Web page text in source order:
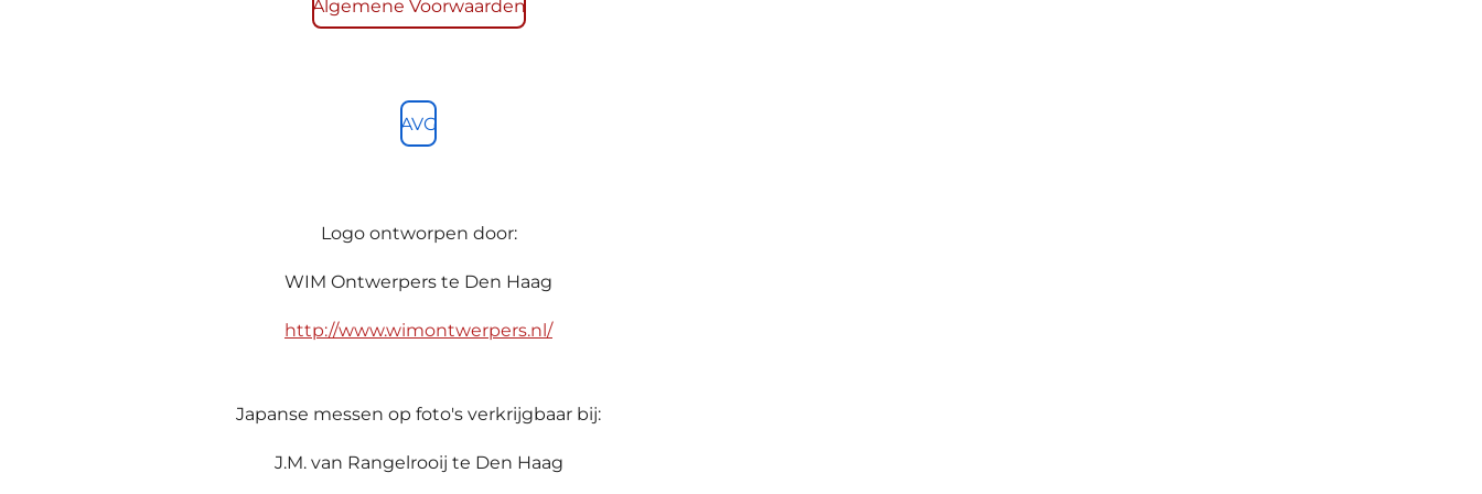
a
b
k
s
Algemene Voorwaarden
AVG
Logo ontworpen door:
WIM Ontwerpers te Den Haag
http://www.wimontwerpers.nl/
Japanse messen op foto's verkrijgbaar bij:
J.M. van Rangelrooij te Den Haag